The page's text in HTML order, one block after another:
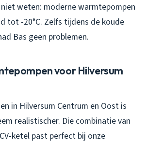
weten: moderne warmtepompen
tot -20°C. Zelfs tijdens de koude
Bas geen problemen.
voor Hilversum
in Hilversum Centrum en Oost is
realistischer. Die combinatie van
ketel past perfect bij onze